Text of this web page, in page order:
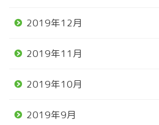
2019年12月
2019年11月
2019年10月
2019年9月